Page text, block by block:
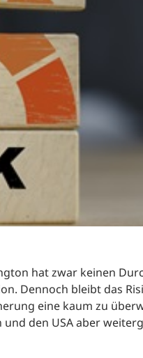
hat zwar keinen
Dennoch bleibt das
eine kaum zu
den USA aber